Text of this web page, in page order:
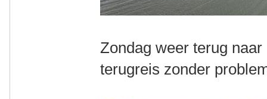
Zondag weer terug
terugreis zonder